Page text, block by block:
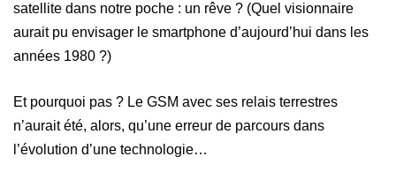
satellite dans notre poche : un rêve ? (Quel visionnaire
aurait pu envisager le smartphone d’aujourd’hui dans les
années 1980 ?)
Et pourquoi pas ? Le GSM avec ses relais terrestres
n’aurait été, alors, qu’une erreur de parcours dans
l’évolution d’une technologie…